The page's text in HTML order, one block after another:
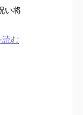
い将
読む